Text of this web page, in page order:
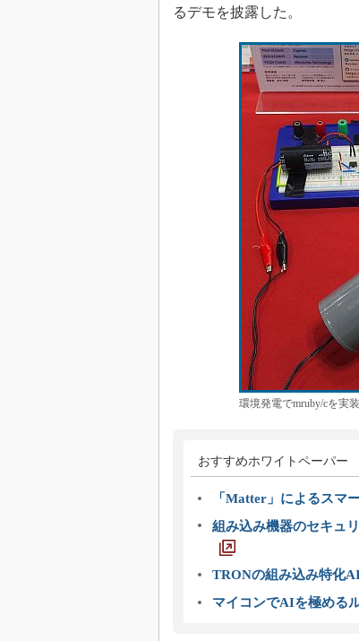
るデモを披露した。
環境発電でmruby/cを実
おすすめホワイトペーパー
「Matter」によるスマ
組み込み機器のセキュ
TRONの組み込み特化
マイコンでAIを極める